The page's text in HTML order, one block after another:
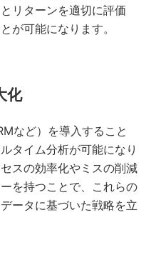
リターンを適切に評価
が可能になります。
化
など）を導入すること
タイム分析が可能になり
スの効率化やミスの削減
を持つことで、これらの
ータに基づいた戦略を立